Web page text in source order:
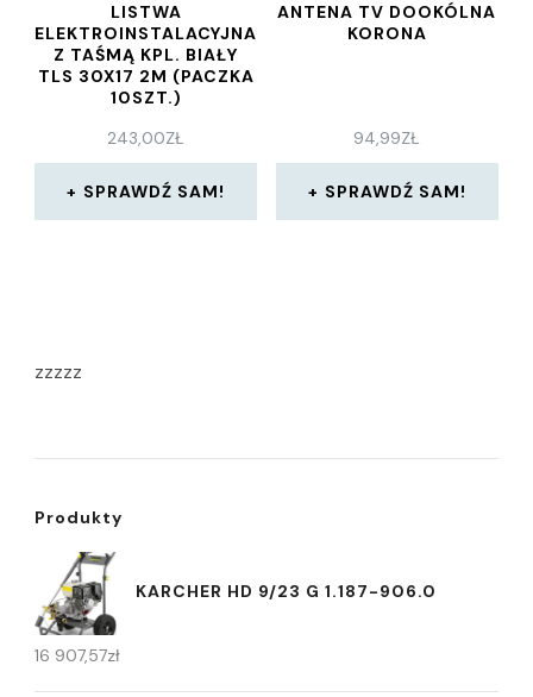
LISTWA
ELEKTROINSTALACYJNA
Z TAŚMĄ KPL. BIAŁY
TLS 30X17 2M (PACZKA
10SZT.)
243,00ZŁ
SPRAWDŹ SAM!
ANTENA TV DOOKÓLNA
KORONA
94,99ZŁ
SPRAWDŹ SAM!
zzzzz
Produkty
KARCHER HD 9/23 G 1.187-906.0
16 907,57zł